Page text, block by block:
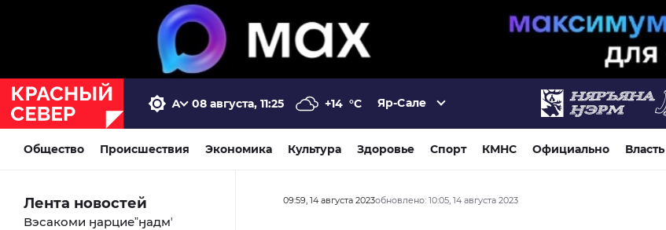
08 августа, 11:25 +14 °C Яр-Сале
Общество Происшествия Экономика Культура Здоровье Спорт КМНС Официально Власть
Лента новостей
Вэсакоми ӈарциеˮӈадмʼ
09:59, 14 августа 2023обновлено: 10:05, 14 августа 2023